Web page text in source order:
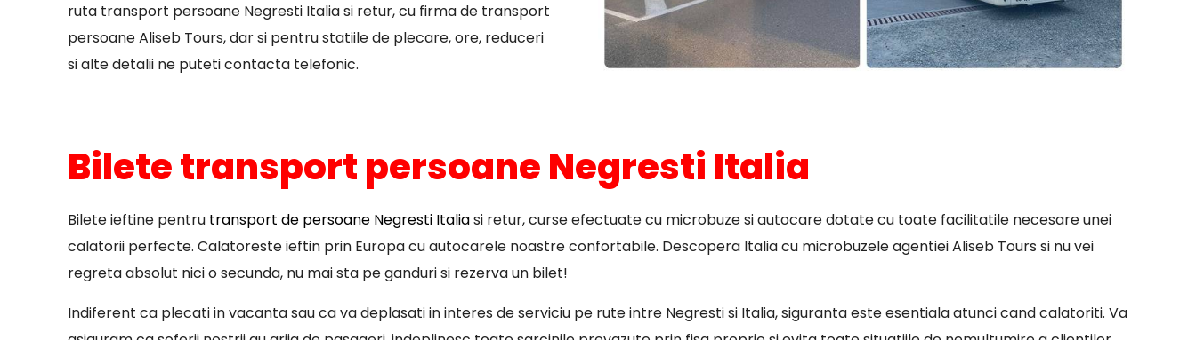
ruta transport persoane Negresti Italia si retur, cu firma de transport
persoane Aliseb Tours, dar si pentru statiile de plecare, ore, reduceri
si alte detalii ne puteti contacta telefonic.
Bilete transport persoane Negresti Italia
Bilete ieftine pentru transport de persoane Negresti Italiasi retur, curse efectuate cu microbuze si autocare dotate cu toate facilitatile necesare unei
calatorii perfecte. Calatoreste ieftin prin Europa cu autocarele noastre confortabile. Descopera Italia cu microbuzele agentiei Aliseb Tours si nu vei
regreta absolut nici o secunda, nu mai sta pe ganduri si rezerva un bilet!
Indiferent ca plecati in vacanta sau ca va deplasati in interes de serviciu pe rute intre Negresti si Italia, siguranta este esentiala atunci cand calatoriti. Va